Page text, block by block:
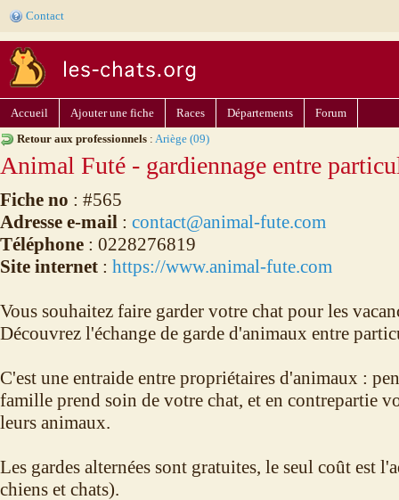
Contact
Accueil Ajouter une fiche Races Départements
Forum
Retour aux professionnels : Ariège (09)
Animal Futé - gardiennage entre
Fiche no : #565
Adresse e-mail : contact@animal-fute.com
Téléphone : 0228276819
Site internet : https://www.animal-fute.com
Vous souhaitez faire garder votre chat pour les
Découvrez l'échange de garde d'animaux entre
C'est une entraide entre propriétaires d'animaux :
famille prend soin de votre chat, et en contrepartie
leurs animaux.
Les gardes alternées sont gratuites, le seul coût est
chiens et chats).